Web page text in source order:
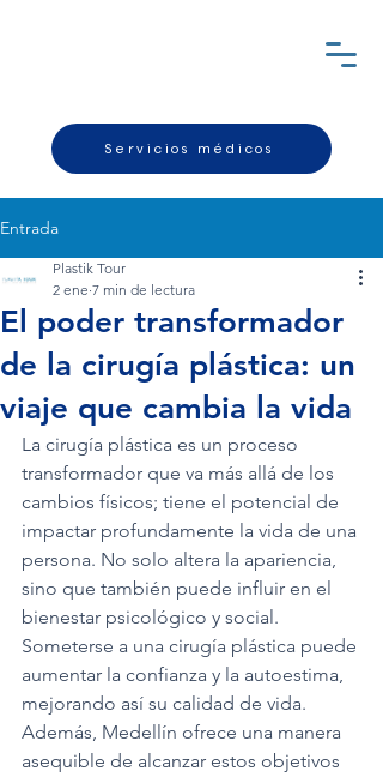
Servicios médicos
Entrada
El poder transformador
de la cirugía plástica: un
viaje que cambia la vida
Plastik Tour
2 ene 7 min de lectura
La cirugía plástica es un proceso
transformador que va más allá de los
cambios físicos; tiene el potencial de
impactar profundamente la vida de una
persona. No solo altera la apariencia,
sino que también puede influir en el
bienestar psicológico y social.
Someterse a una cirugía plástica puede
aumentar la confianza y la autoestima,
mejorando así su calidad de vida.
Además, Medellín ofrece una manera
asequible de alcanzar estos objetivos